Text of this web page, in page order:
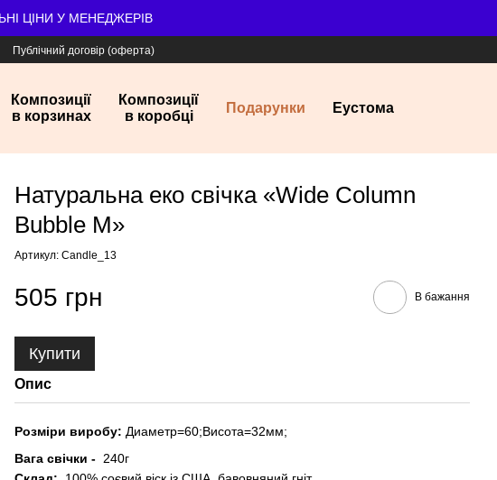
ЦІНИ У МЕНЕДЖЕРІВ
Публічний договір (оферта)
Композиції
в корзинах
Композиції
в коробці
Подарунки Еустома
Натуральна еко свічка «Wide Column
Bubble M»
Артикул: Candle_13
505 грн В бажання
Купити
Опис
Розміри виробу: Диаметр=60;Висота=32мм;
Вага свічки -240г